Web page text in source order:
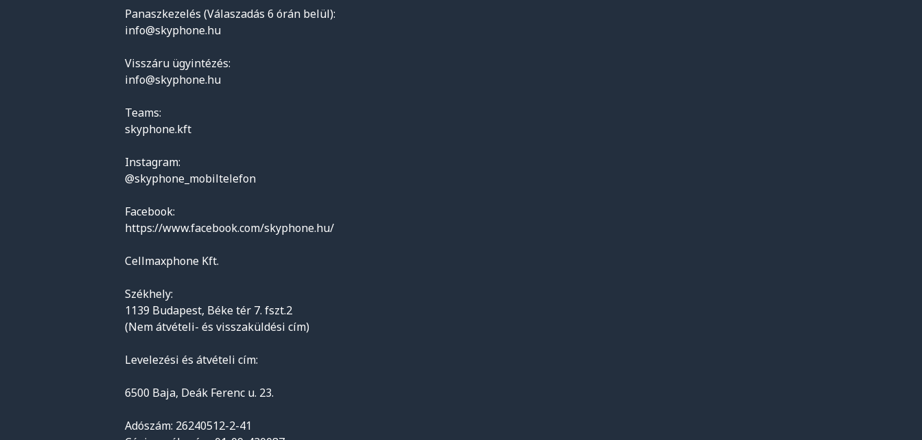
Panaszkezelés (Válaszadás 6 órán belül):
info@skyphone.hu
Visszáru ügyintézés:
info@skyphone.hu
Teams:
skyphone.kft
Instagram:
@skyphone_mobiltelefon
Facebook:
https://www.facebook.com/skyphone.hu/
Cellmaxphone Kft.
Székhely:
1139 Budapest, Béke tér 7. fszt.2
(Nem átvételi- és visszaküldési cím)
Levelezési és átvételi cím:
6500 Baja, Deák Ferenc u. 23.
Adószám: 26240512-2-41